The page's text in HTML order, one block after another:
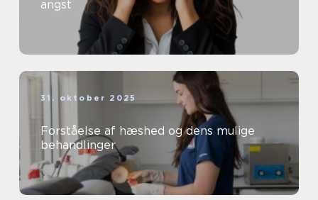
angst
31. oktober 2025
Forståelse af hæshed og dens mulige
behandlinger